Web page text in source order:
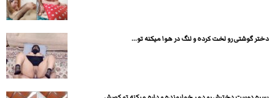
دختر گوشتی رو لخت کرده و لنگ در هوا میکنه تو...